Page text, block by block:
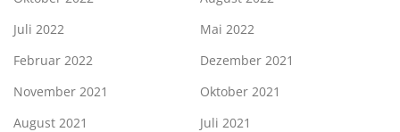
Juli 2022
Mai 2022
Februar 2022
Dezember 2021
November 2021
Oktober 2021
August 2021
Juli 2021